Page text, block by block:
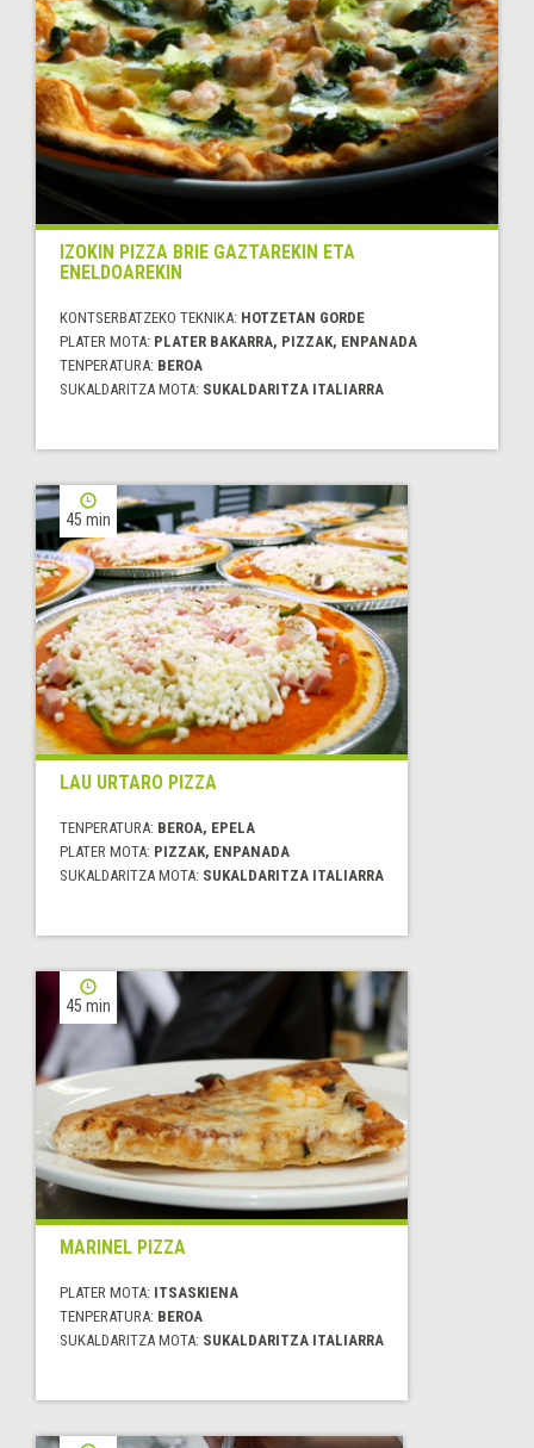
IZOKIN PIZZA BRIE GAZTAREKIN ETA
ENELDOAREKIN
KONTSERBATZEKO TEKNIKA: HOTZETAN GORDE
PLATER MOTA: PLATER BAKARRA, PIZZAK, ENPANADA
TENPERATURA: BEROA
SUKALDARITZA MOTA: SUKALDARITZA ITALIARRA
45 min
LAU URTARO PIZZA
TENPERATURA: BEROA, EPELA
PLATER MOTA: PIZZAK, ENPANADA
SUKALDARITZA MOTA: SUKALDARITZA ITALIARRA
45 min
MARINEL PIZZA
PLATER MOTA: ITSASKIENA
TENPERATURA: BEROA
SUKALDARITZA MOTA: SUKALDARITZA ITALIARRA